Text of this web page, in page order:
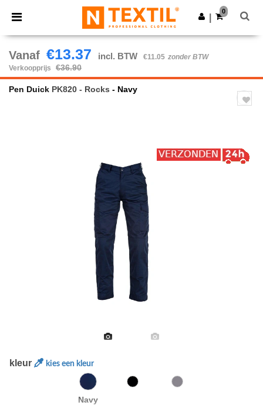
× Ntextil-app
Betere prijzen in de app!
Download app
0
Vanaf €13.37 incl. BTW €11.05 zonder BTW
Verkoopprijs
€36.90
Pen Duick PK820 - Rocks - Navy
kleur kies een kleur
Navy